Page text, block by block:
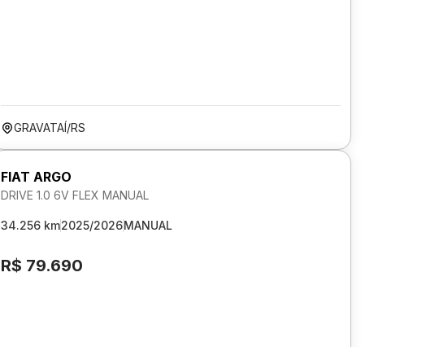
GRAVATAÍ/RS
FIAT ARGO
DRIVE 1.0 6V FLEX MANUAL
34.256 km2025/2026MANUAL
R$ 79.690